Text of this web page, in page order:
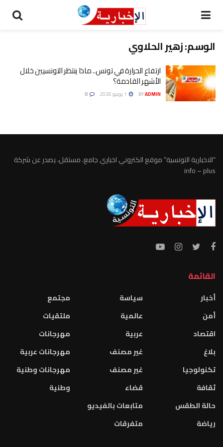
الوسم:زهير الحلاوي
ارتفاع الحرارة في تونس.. ماذا ينتظر التونسيين خلال
الأشهر القادمة؟
BYADMIN
“الاخبارية التونسية” موقع الكتروني اخباري جامع، مستقل، يصدر عن شركة
info – plus
القائمة
أخبار
أمن
اقتصاد
بلاغ
تكنولوجيا
ثقافة
حالة الطقس
رياضة
سياسة
عالمية
عربية
غير مصنف
غير مصنف
قضاء
متابعات بالفيديو
متفرقات
مجتمع
ملتقيات
مهرجانات
مهرجانات عربية
مهرجانات وطنية
وطنية